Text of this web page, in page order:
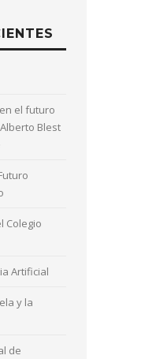
el futuro
Blest
Colegio
Artificial
y la
de